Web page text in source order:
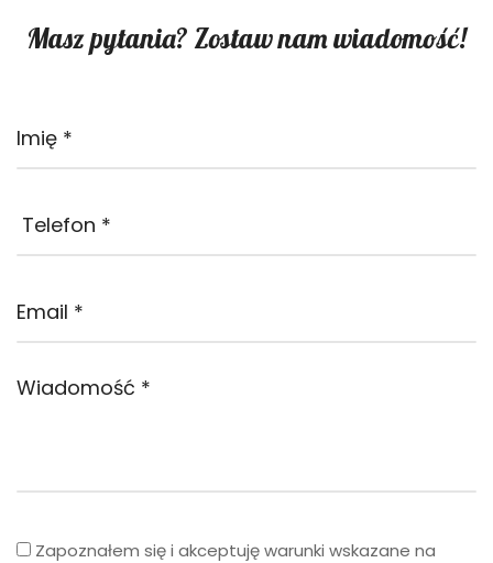
Masz pytania? Zostaw nam wiadomość!
Zapoznałem się i akceptuję warunki wskazane na